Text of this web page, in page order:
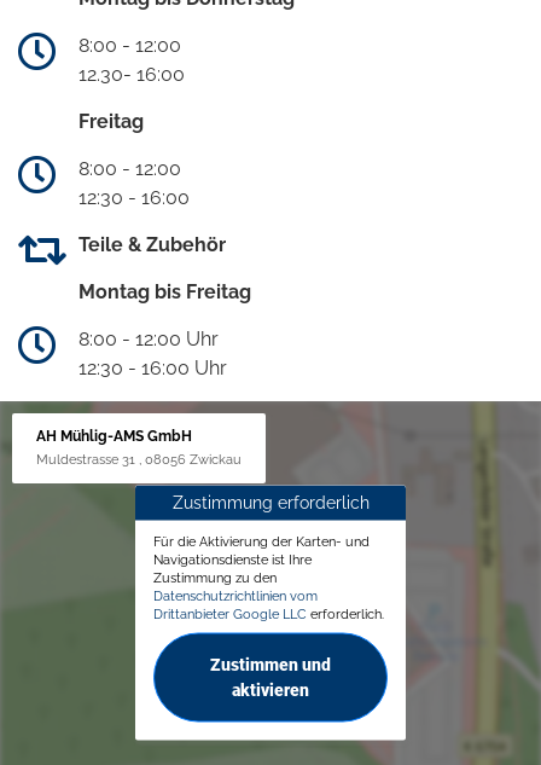
8:00 - 12:00
12.30- 16:00
Freitag
8:00 - 12:00
12:30 - 16:00
Teile & Zubehör
Montag bis Freitag
8:00 - 12:00 Uhr
12:30 - 16:00 Uhr
AH Mühlig-AMS GmbH
Muldestrasse 31 , 08056 Zwickau
Zustimmung erforderlich
Für die Aktivierung der Karten- und
Navigationsdienste ist Ihre
Zustimmung zu den
Datenschutzrichtlinien vom
Drittanbieter Google LLC erforderlich.
Zustimmen und
aktivieren